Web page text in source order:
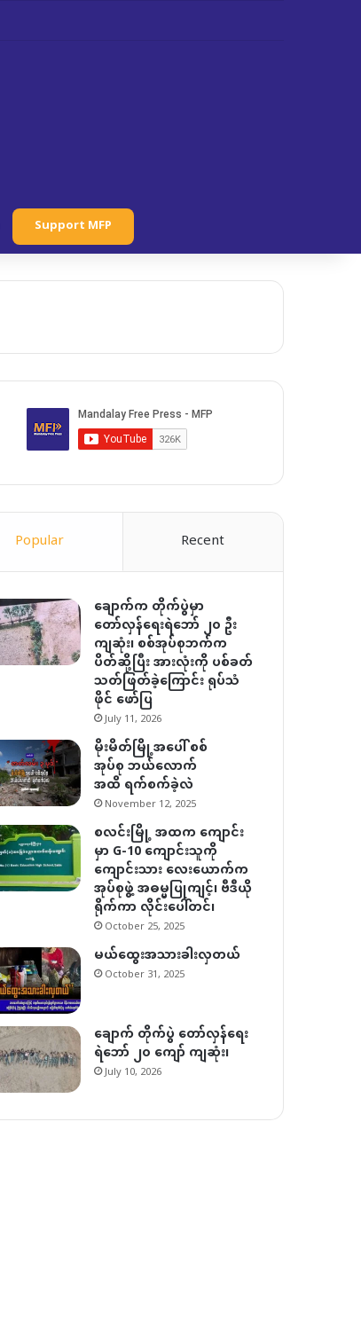
Support MFP
Popular Recent
ချောက်က တိုက်ပွဲမှာ
တော်လှန်ရေးရဲဘော် ၂၀ ဦး
ကျဆုံး၊ စစ်အုပ်စုဘက်က
ပိတ်ဆို့ပြီး အားလုံးကို ပစ်ခတ်
သတ်ဖြတ်ခဲ့ကြောင်း ရုပ်သံ
ဖိုင် ဖော်ပြ
July 11, 2026
မိုးမိတ်မြို့အပေါ် စစ်
အုပ်စု ဘယ်လောက်
အထိ ရက်စက်ခဲ့လဲ
November 12, 2025
စလင်းမြို့ အထက ကျောင်း
မှာ G-10 ကျောင်းသူကို
ကျောင်းသား လေးယောက်က
အုပ်စုဖွဲ့ အဓမ္မပြုကျင့်၊ ဗီဒီယို
ရိုက်ကာ လိုင်းပေါ်တင်၊
October 25, 2025
မယ်ထွေးအသားခါးလှတယ်
October 31, 2025
ချောက် တိုက်ပွဲ တော်လှန်ရေး
ရဲဘော် ၂၀ ကျော် ကျဆုံး၊
July 10, 2026